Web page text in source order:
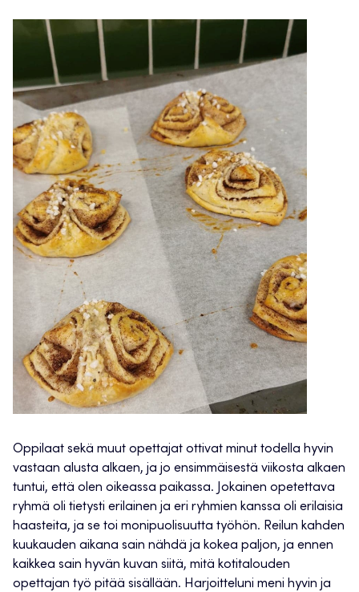
Oppilaat sekä muut opettajat ottivat minut todella hyvin
vastaan alusta alkaen, ja jo ensimmäisestä viikosta alkaen
tuntui, että olen oikeassa paikassa. Jokainen opetettava
ryhmä oli tietysti erilainen ja eri ryhmien kanssa oli erilaisia
haasteita, ja se toi monipuolisuutta työhön. Reilun kahden
kuukauden aikana sain nähdä ja kokea paljon, ja ennen
kaikkea sain hyvän kuvan siitä, mitä kotitalouden
opettajan työ pitää sisällään. Harjoitteluni meni hyvin ja